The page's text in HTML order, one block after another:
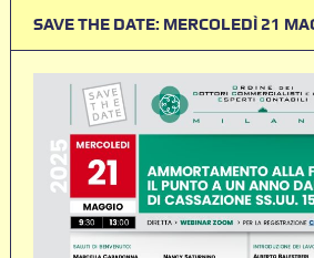
SAVE THE DATE: MERCOLEDÌ 21